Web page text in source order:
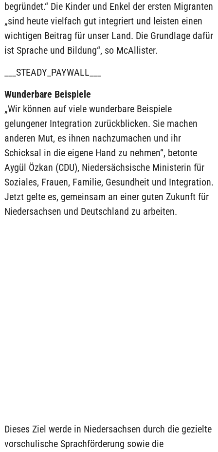
begründet.“ Die Kinder und Enkel der ersten Migranten
„sind heute vielfach gut integriert und leisten einen
wichtigen Beitrag für unser Land. Die Grundlage dafür
ist Sprache und Bildung“, so McAllister.
___STEADY_PAYWALL___
Wunderbare Beispiele
„Wir können auf viele wunderbare Beispiele
gelungener Integration zurückblicken. Sie machen
anderen Mut, es ihnen nachzumachen und ihr
Schicksal in die eigene Hand zu nehmen“, betonte
Aygül Özkan (CDU), Niedersächsische Ministerin für
Soziales, Frauen, Familie, Gesundheit und Integration.
Jetzt gelte es, gemeinsam an einer guten Zukunft für
Niedersachsen und Deutschland zu arbeiten.
Dieses Ziel werde in Niedersachsen durch die gezielte
vorschulische Sprachförderung sowie die